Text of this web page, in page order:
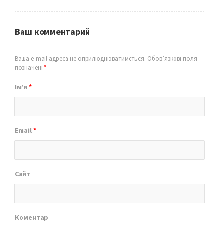
Ваш комментарий
Ваша e-mail адреса не оприлюднюватиметься. Обов’язкові поля
позначені *
Ім’я *
Email*
Сайт
Коментар